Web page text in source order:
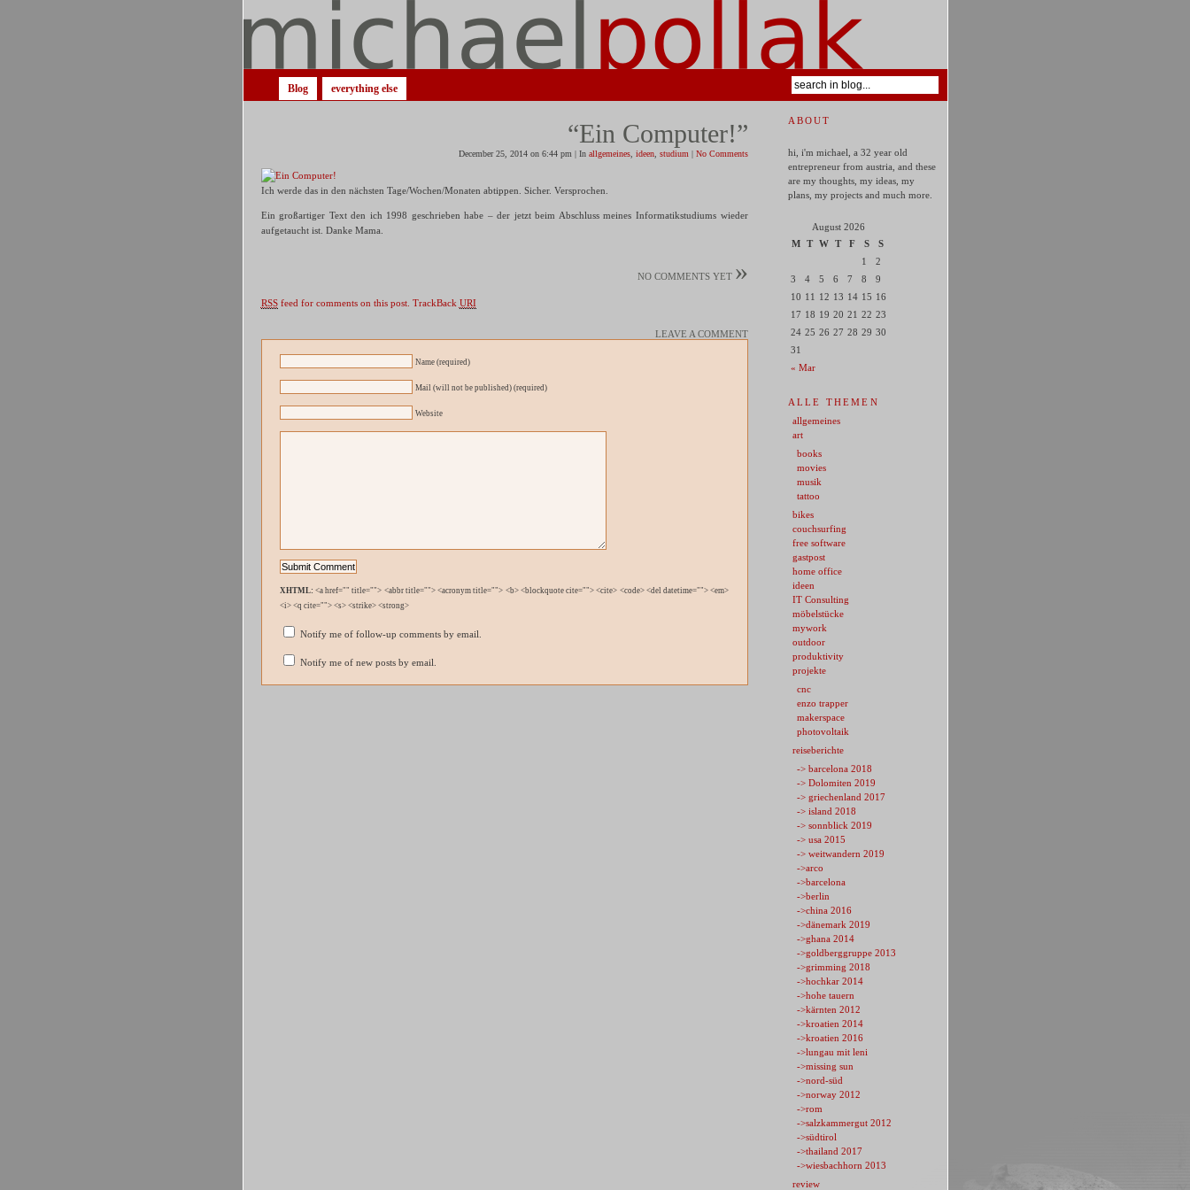
Blog everything else
“Ein Computer!”
December 25, 2014 on 6:44 pm | In allgemeines, ideen, studium | No Comments
Ich werde das in den nächsten Tage/Wochen/Monaten abtippen. Sicher. Versprochen.
Ein großartiger Text den ich 1998 geschrieben habe – der jetzt beim Abschluss meines Informatikstudiums wieder
aufgetaucht ist. Danke Mama.
NO COMMENTS YET »
RSSfeed for comments on this post. TrackBack URI
LEAVE A COMMENT
Name (required)
Mail (will not be published) (required)
Website
XHTML: <a href="" title=""> <abbr title=""> <acronym title=""> <b> <blockquote cite=""> <cite> <code> <del datetime=""> <em>
<i> <q cite=""> <s> <strike> <strong>
Notify me of follow-up comments by email.
Notify me of new posts by email.
ABOUT
hi, i'm michael, a 32 year old
entrepreneur from austria, and these
are my thoughts, my ideas, my
plans, my projects and much more.
August 2026
M
T W T F S S
« Mar
1
2
3
4 5 6 7 8
9
10 11 12 13 14 15 16
17 18 19 20 21 22 23
24 25 26 27 28 29 30
31
ALLE THEMEN
allgemeines
art
books
movies
musik
tattoo
bikes
couchsurfing
free software
gastpost
home office
ideen
IT Consulting
möbelstücke
mywork
outdoor
produktivity
projekte
cnc
enzo trapper
makerspace
photovoltaik
reiseberichte
-> barcelona 2018
-> Dolomiten 2019
-> griechenland 2017
-> island 2018
-> sonnblick 2019
-> usa 2015
-> weitwandern 2019
->arco
->barcelona
->berlin
->china 2016
->dänemark 2019
->ghana 2014
->goldberggruppe 2013
->grimming 2018
->hochkar 2014
->hohe tauern
->kärnten 2012
->kroatien 2014
->kroatien 2016
->lungau mit leni
->missing sun
->nord-süd
->norway 2012
->rom
->salzkammergut 2012
->südtirol
->thailand 2017
->wiesbachhorn 2013
review